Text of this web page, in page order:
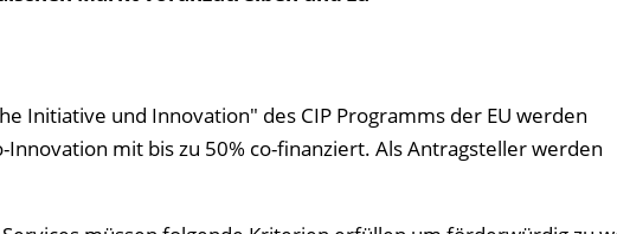
Initiative und Innovation" des CIP Programms der EU werden
mit bis zu 50% co-finanziert. Als Antragsteller werden